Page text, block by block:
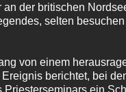
an der britischen
selten
von einem
berichtet, bei
Priesterseminars ein